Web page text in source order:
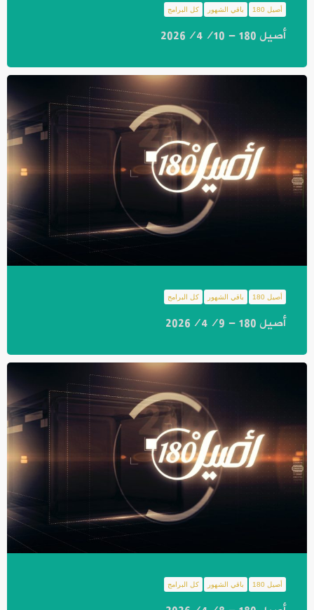
أصيل 180 باقي الشهور كل البرامج
أصيل 180 - 2026/4/10
أصيل 180 باقي الشهور كل البرامج
أصيل 180 - 2026/4/9
أصيل 180 باقي الشهور كل البرامج